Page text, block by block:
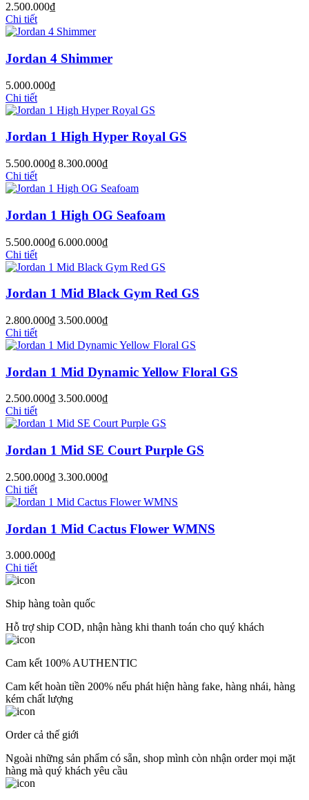
2.500.000₫
Chi tiết
Jordan 4 Shimmer
5.000.000₫
Chi tiết
Jordan 1 High Hyper Royal GS
5.500.000₫ 8.300.000₫
Chi tiết
Jordan 1 High OG Seafoam
5.500.000₫ 6.000.000₫
Chi tiết
Jordan 1 Mid Black Gym Red GS
2.800.000₫ 3.500.000₫
Chi tiết
Jordan 1 Mid Dynamic Yellow Floral GS
2.500.000₫ 3.500.000₫
Chi tiết
Jordan 1 Mid SE Court Purple GS
2.500.000₫ 3.300.000₫
Chi tiết
Jordan 1 Mid Cactus Flower WMNS
3.000.000₫
Chi tiết
Ship hàng toàn quốc
Hỗ trợ ship COD, nhận hàng khi thanh toán cho quý khách
Cam kết 100% AUTHENTIC
Cam kết hoàn tiền 200% nếu phát hiện hàng fake, hàng nhái, hàng
kém chất lượng
Order cả thế giới
Ngoài những sản phẩm có sẵn, shop mình còn nhận order mọi mặt
hàng mà quý khách yêu cầu